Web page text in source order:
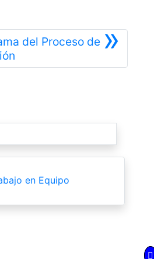
»
del Proceso de
en Equipo